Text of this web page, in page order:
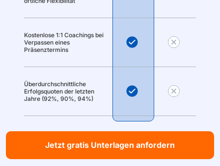
Kostenlose 1:1 Coachings bei
Verpassen eines
Präsenztermins
Überdurchschnittliche
Erfolgsquoten der letzten
Jahre (92%, 90%, 94%)
Jetzt gratis Unterlagen anfordern